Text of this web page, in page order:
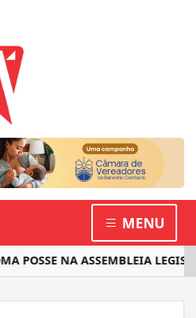
MENU
NA ASSEMBLEIA